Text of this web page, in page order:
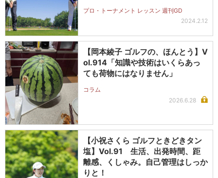
プロ・トーナメント レッスン 週刊GD
2024.2.12
【岡本綾子 ゴルフの、ほんとう】V
ol.914「知識や技術はいくらあっ
ても荷物にはなりません」
コラム
2026.6.28
【小祝さくら ゴルフときどきタン
塩】Vol.91 生活、出発時間、距
離感、くしゃみ。自己管理はしっか
りと！